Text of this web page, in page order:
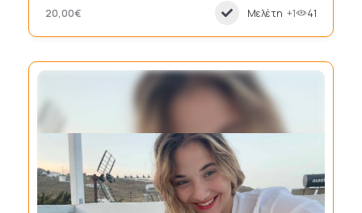
20,00€ Μελέτη +1 41